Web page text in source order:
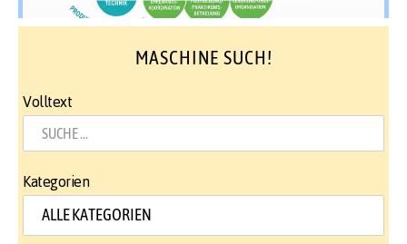
MASCHINE SUCH!
Volltext
Kategorien